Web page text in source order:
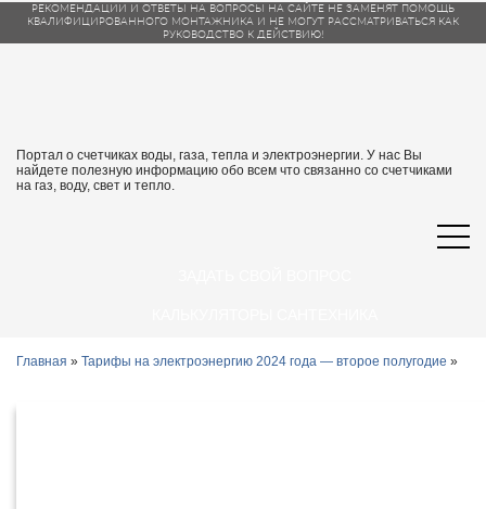
РЕКОМЕНДАЦИИ И ОТВЕТЫ НА ВОПРОСЫ НА САЙТЕ НЕ ЗАМЕНЯТ ПОМОЩЬ
КВАЛИФИЦИРОВАННОГО МОНТАЖНИКА И НЕ МОГУТ РАССМАТРИВАТЬСЯ КАК
РУКОВОДСТВО К ДЕЙСТВИЮ!
Портал о счетчиках воды, газа, тепла и электроэнергии. У нас Вы
найдете полезную информацию обо всем что связанно со счетчиками
на газ, воду, свет и тепло.
Главная » Тарифы на электроэнергию 2024 года — второе полугодие »